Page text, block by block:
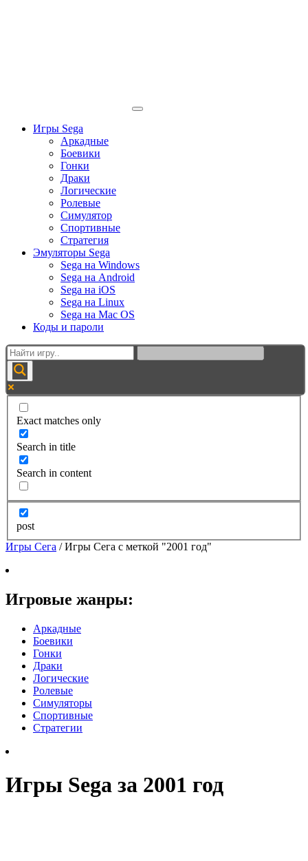
Игры Sega
Аркадные
Боевики
Гонки
Драки
Логические
Ролевые
Симулятор
Спортивные
Стратегия
Эмуляторы Sega
Sega на Windows
Sega на Android
Sega на iOS
Sega на Linux
Sega на Mac OS
Коды и пароли
Exact matches only
Search in title
Search in content
post
Игры Сега /Игры Сега с меткой "2001 год"
Игровые жанры:
Аркадные
Боевики
Гонки
Драки
Логические
Ролевые
Симуляторы
Спортивные
Стратегии
Игры Sega за 2001 год